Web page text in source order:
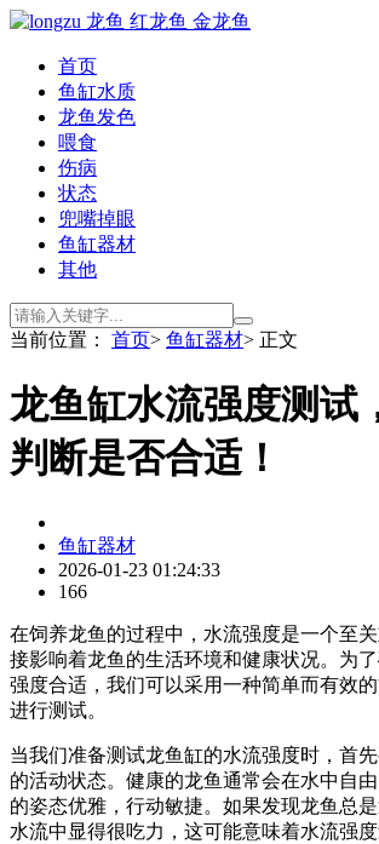
首页
鱼缸水质
龙鱼发色
喂食
伤病
状态
兜嘴掉眼
鱼缸器材
其他
当前位置： 首页> 鱼缸器材> 正文
龙鱼缸水流强度测试
判断是否合适！
鱼缸器材
2026-01-23 01:24:33
166
在饲养龙鱼的过程中，水流强度是一个至
接影响着龙鱼的生活环境和健康状况。为
强度合适，我们可以采用一种简单而有效
进行测试。
当我们准备测试龙鱼缸的水流强度时，首
的活动状态。健康的龙鱼通常会在水中自
的姿态优雅，行动敏捷。如果发现龙鱼总
水流中显得很吃力，这可能意味着水流强